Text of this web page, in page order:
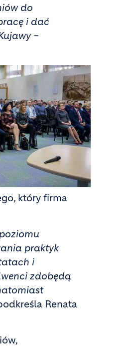
do
i dać
–
który firma
praktyk
i
zdobędą
Renata